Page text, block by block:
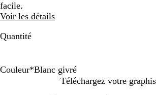
pour
faire
défiler
facile.
Voir les détails
Quantité
Couleur*Blanc givré
Téléchargez votre